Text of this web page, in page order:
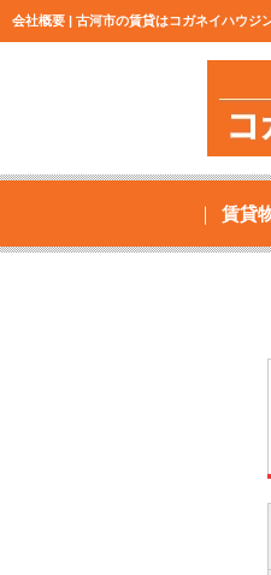
会社概要 | 古河市の賃貸はコガネイハウジ
賃貸